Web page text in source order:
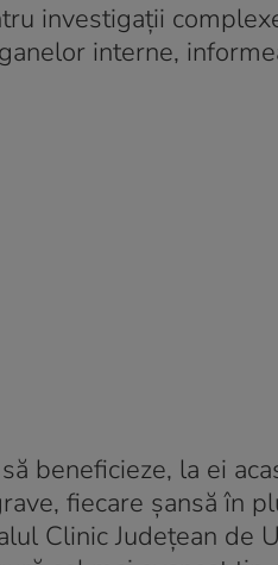
investigaţii
interne,
beneficieze, la ei
fiecare şansă în
Clinic Judeţean de